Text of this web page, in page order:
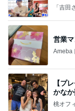
「吉
営業
Ameba
【プ
かなか
桃オフ